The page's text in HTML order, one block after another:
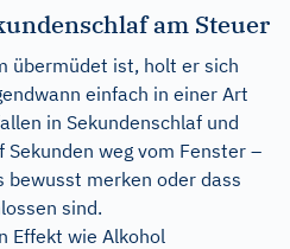
am Steuer
übermüdet ist, holt er sich
einfach in einer Art
in Sekundenschlaf und
weg vom Fenster –
bewusst merken oder dass
sind.
Effekt wie Alkohol